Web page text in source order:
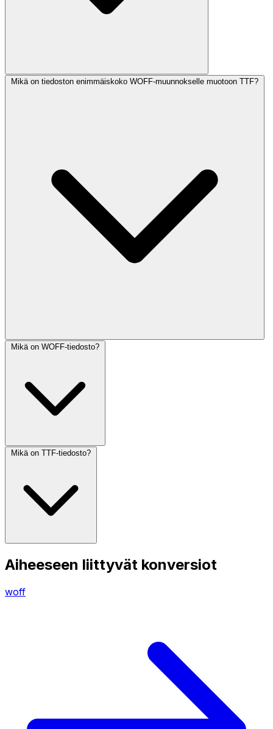
Mikä on tiedoston enimmäiskoko WOFF-muunnokselle muotoon TTF?
Mikä on WOFF-tiedosto?
Mikä on TTF-tiedosto?
Aiheeseen liittyvät konversiot
woff